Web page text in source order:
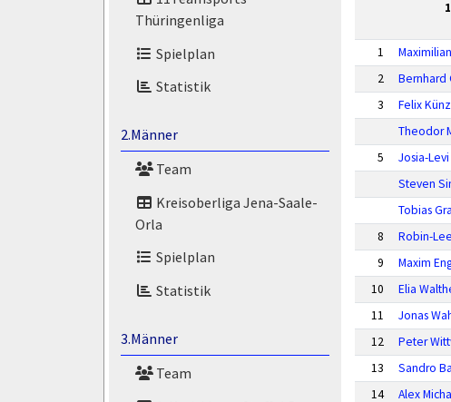
Thüringenliga
Spielplan
Statistik
2.Männer
Team
Kreisoberliga Jena-Saale-
Orla
Spielplan
Statistik
3.Männer
Team
1
2
Bernhard
3
Felix
Theodor
5
Josia-
Steven
Tobias
8
Robin-
9
Maxim
10
Elia
11
Jonas
12
Peter
13
Sandro
14
Alex